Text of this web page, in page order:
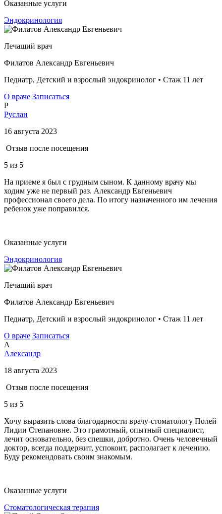
Оказанные услуги
Эндокринология
Лечащий врач
Филатов Александр Евгеньевич
Педиатр, Детский и взрослый эндокринолог • Стаж 11 лет
О враче Записаться
Р
Руслан
16 августа 2023
Отзыв после посещения
5 из 5
На приеме я был с грудным сыном. К данному врачу мы
ходим уже не первый раз. Александр Евгеньевич
профессионал своего дела. По итогу назначенного им лечения
ребенок уже поправился.
Оказанные услуги
Эндокринология
Лечащий врач
Филатов Александр Евгеньевич
Педиатр, Детский и взрослый эндокринолог • Стаж 11 лет
О враче Записаться
А
Александр
18 августа 2023
Отзыв после посещения
5 из 5
Хочу выразить слова благодарности врачу-стоматологу Полей
Лидии Степановне. Это грамотный, опытный специалист,
лечит основательно, без спешки, добротно. Очень человечный
доктор, всегда поддержит, успокоит, располагает к лечению.
Буду рекомендовать своим знакомым.
Оказанные услуги
Стоматологическая терапия